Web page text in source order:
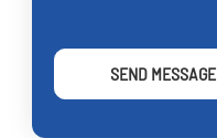
SEND MESSAGE